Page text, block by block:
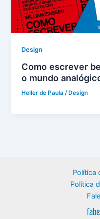
Design
Como escrever
o mundo
Heller de Paula/ Design
Política
Política